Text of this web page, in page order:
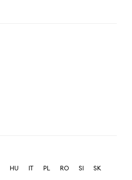
HU IT PL RO SI
SK